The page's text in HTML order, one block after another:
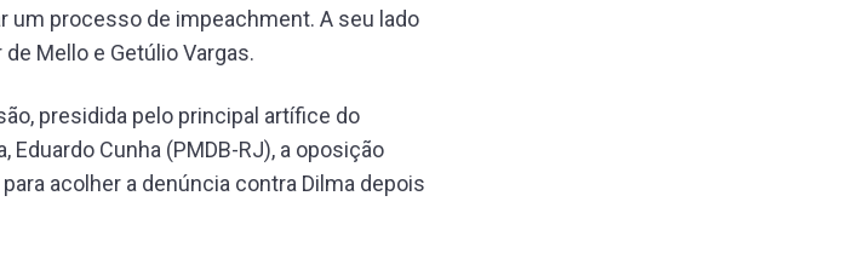
processo de impeachment. A seu lado
Mello e Getúlio Vargas.
presidida pelo principal artífice do
Cunha (PMDB-RJ), a oposição
acolher a denúncia contra Dilma depois